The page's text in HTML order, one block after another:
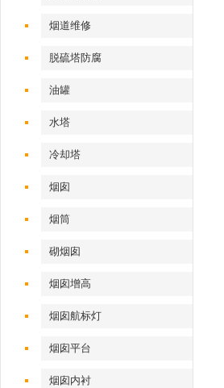
烟道维修
脱硫塔防腐
油罐
水塔
冷却塔
烟囱
烟筒
砌烟囱
烟囱增高
烟囱航标灯
烟囱平台
烟囱内衬